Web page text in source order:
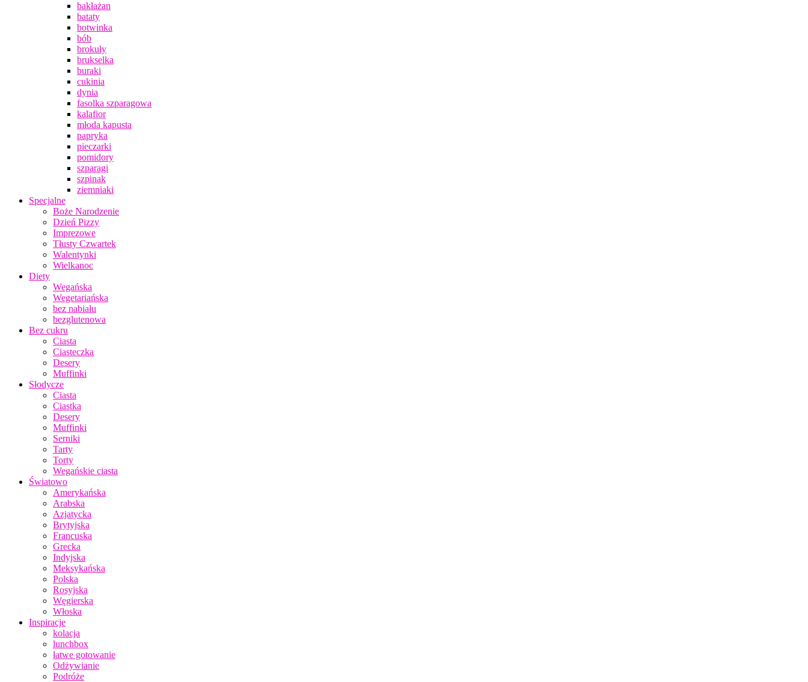
bakłażan
bataty
botwinka
bób
brokuły
brukselka
buraki
cukinia
dynia
fasolka szparagowa
kalafior
młoda kapusta
papryka
pieczarki
pomidory
szparagi
szpinak
ziemniaki
Specjalne
Boże Narodzenie
Dzień Pizzy
Imprezowe
Tłusty Czwartek
Walentynki
Wielkanoc
Diety
Wegańska
Wegetariańska
bez nabiału
bezglutenowa
Bez cukru
Ciasta
Ciasteczka
Desery
Muffinki
Słodycze
Ciasta
Ciastka
Desery
Muffinki
Serniki
Tarty
Torty
Wegańskie ciasta
Światowo
Amerykańska
Arabska
Azjatycka
Brytyjska
Francuska
Grecka
Indyjska
Meksykańska
Polska
Rosyjska
Węgierska
Włoska
Inspiracje
kolacja
lunchbox
łatwe gotowanie
Odżywianie
Podróże